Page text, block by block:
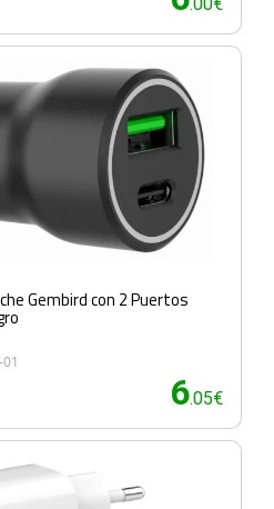
Gembird con 2 Puertos
6.05€